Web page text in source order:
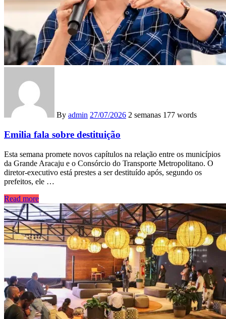
By admin 27/07/2026 2 semanas 177 words
Emilia fala sobre destituição
Esta semana promete novos capítulos na relação entre os municípios
da Grande Aracaju e o Consórcio do Transporte Metropolitano. O
diretor-executivo está prestes a ser destituído após, segundo os
prefeitos, ele …
Read more